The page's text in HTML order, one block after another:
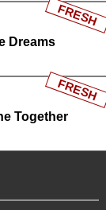
Dreams
FRESH
Together
FRESH